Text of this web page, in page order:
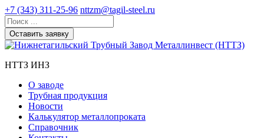
+7 (343) 311-25-96 nttzm@tagil-steel.ru
Оставить заявку
НТТЗ ИНЗ
О заводе
Трубная продукция
Новости
Калькулятор металлопроката
Справочник